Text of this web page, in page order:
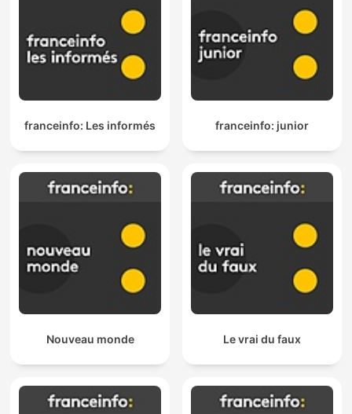
franceinfo: Les informés franceinfo: junior
Nouveau monde Le vrai du faux